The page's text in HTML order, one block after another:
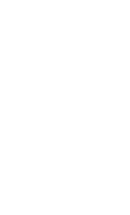
El jurado popular ha
Audiencia de Sevilla por
Torreblanca de la capital
forma «sorpresiva e
Así ha sucedido en la
considerado probado
de los acusados, con la
cuando conducía «en
metros de distancia y
parte de dos de los
estaba en el lugar y